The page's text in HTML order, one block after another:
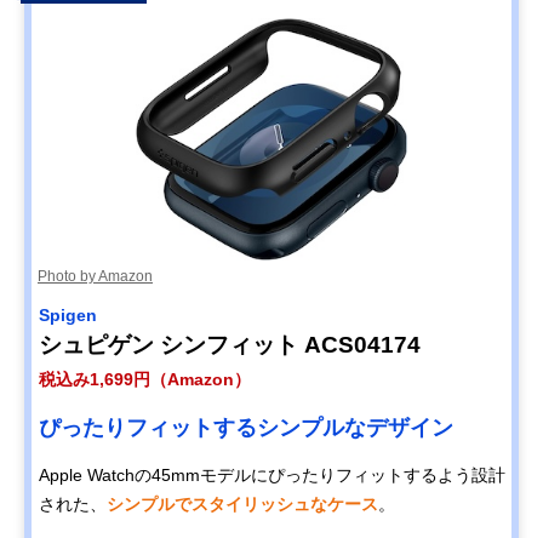
Photo by Amazon
Spigen
シュピゲン シンフィット ACS04174
税込み1,699円（Amazon）
ぴったりフィットするシンプルなデザイン
Apple Watchの45mmモデルにぴったりフィットするよう設計
された、 シンプルでスタイリッシュなケース。